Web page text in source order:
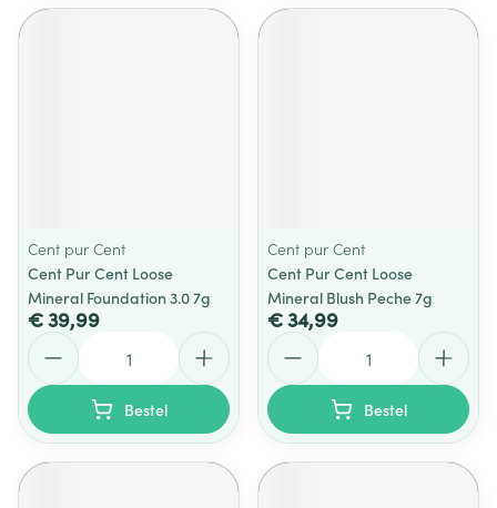
Cent pur Cent
Cent Pur Cent Loose
Mineral Foundation 3.0 7g
€ 39,99
Bestel
Cent pur Cent
Cent Pur Cent Loose
Mineral Blush Peche 7g
€ 34,99
Bestel